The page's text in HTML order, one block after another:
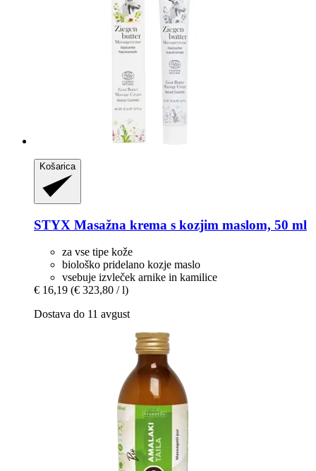
Košarica
STYX Masažna krema s kozjim maslom, 50 ml
za vse tipe kože
biološko pridelano kozje maslo
vsebuje izvleček arnike in kamilice
€ 16,19 (€ 323,80 / l)
Dostava do 11 avgust